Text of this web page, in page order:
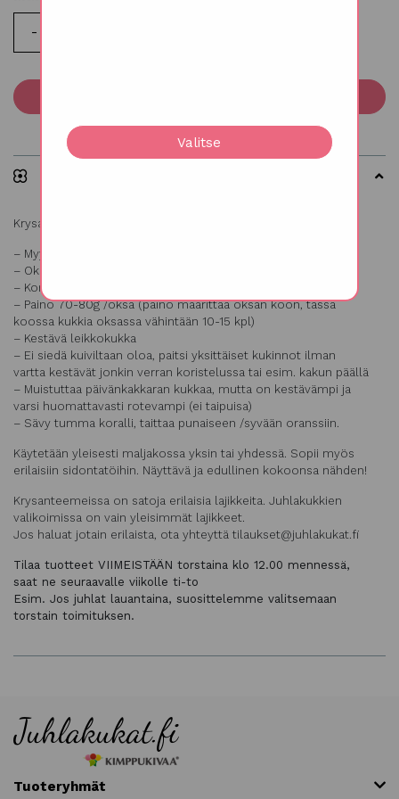
Valitse
Krysanteemi ’Prada Coral’, Chrysanthemum
– Myydään 5 oksan nipuissa
– Oksassa useita päivänkakkaran näköisiä kukintoja
– Korkeus n. 70 cm
– Paino 70-80g /oksa (paino määrittää oksan koon, tässä
koossa kukkia oksassa vähintään 10-15 kpl)
– Kestävä leikkokukka
– Ei siedä kuiviltaan oloa, paitsi yksittäiset kukinnot ilman
vartta kestävät jonkin verran koristelussa tai esim. kakun päällä
– Muistuttaa päivänkakkaran kukkaa, mutta on kestävämpi ja
varsi huomattavasti rotevampi (ei taipuisa)
– Sävy tumma koralli, taittaa punaiseen /syvään oranssiin.
Käytetään yleisesti maljakossa yksin tai yhdessä. Sopii myös
erilaisiin sidontatöihin. Näyttävä ja edullinen kokoonsa nähden!
Krysanteemeissa on satoja erilaisia lajikkeita. Juhlakukkien
valikoimissa on vain yleisimmät lajikkeet.
Jos haluat jotain erilaista, ota yhteyttä tilaukset@juhlakukat.fi
Tilaa tuotteet VIIMEISTÄÄN torstaina klo 12.00 mennessä,
saat ne seuraavalle viikolle ti-to
Esim. Jos juhlat lauantaina, suosittelemme valitsemaan
torstain toimituksen.
Tuoteryhmät